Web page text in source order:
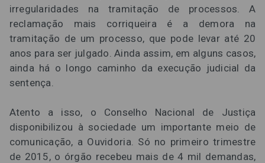
irregularidades na tramitação de processos. A
reclamação mais corriqueira é a demora na
tramitação de um processo, que pode levar até 20
anos para ser julgado. Ainda assim, em alguns casos,
ainda há o longo caminho da execução judicial da
sentença.
Atento a isso, o Conselho Nacional de Justiça
disponibilizou à sociedade um importante meio de
comunicação, a Ouvidoria. Só no primeiro trimestre
de 2015, o órgão recebeu mais de 4 mil demandas,